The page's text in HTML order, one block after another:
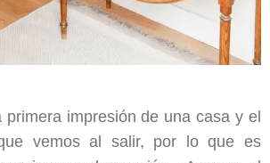
primera impresión de una casa y el
vemos al salir, por lo que es